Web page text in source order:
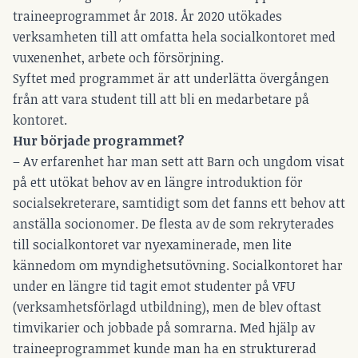
traineeprogrammet år 2018. År 2020 utökades
verksamheten till att omfatta hela socialkontoret med
vuxenenhet, arbete och försörjning.
Syftet med programmet är att underlätta övergången
från att vara student till att bli en medarbetare på
kontoret.
Hur började programmet?
– Av erfarenhet har man sett att Barn och ungdom visat
på ett utökat behov av en längre introduktion för
socialsekreterare, samtidigt som det fanns ett behov att
anställa socionomer. De flesta av de som rekryterades
till socialkontoret var nyexaminerade, men lite
kännedom om myndighetsutövning. Socialkontoret har
under en längre tid tagit emot studenter på VFU
(verksamhetsförlagd utbildning), men de blev oftast
timvikarier och jobbade på somrarna. Med hjälp av
traineeprogrammet kunde man ha en strukturerad